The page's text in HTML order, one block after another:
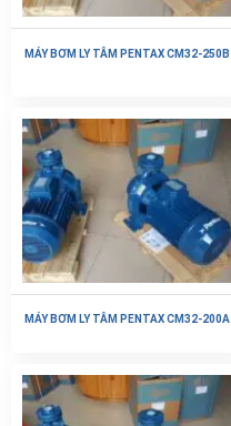
MÁY BƠM LY TÂM PENTAX CM32-250B
MÁY BƠM LY TÂM PENTAX CM32-200A